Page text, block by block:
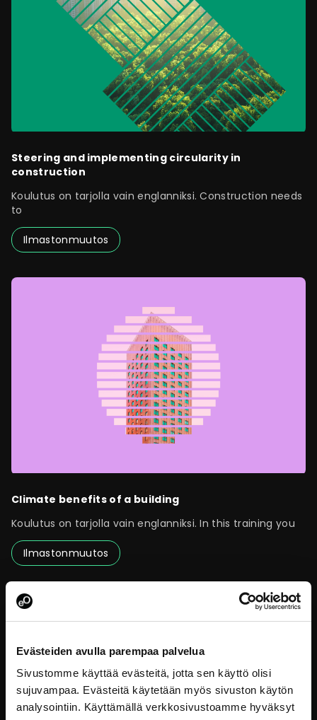
Evästeiden avulla parempaa palvelua
Sivustomme käyttää evästeitä, jotta sen käyttö olisi
sujuvampaa. Evästeitä käytetään myös sivuston käytön
analysointiin. Käyttämällä verkkosivustoamme hyväksyt
Steering and implementing circularity in
construction
Koulutus on tarjolla vain englanniksi. Construction needs
to
Ilmastonmuutos
Climate benefits of a building
Koulutus on tarjolla vain englanniksi. In this training you
Ilmastonmuutos